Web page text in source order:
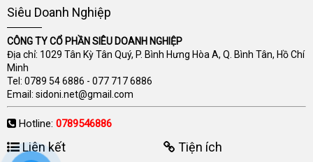
Siêu Doanh Nghiệp
CÔNG TY CỔ PHẦN SIÊU DOANH NGHIỆP
Địa chỉ: 1029 Tân Kỳ Tân Quý, P. Bình Hưng Hòa A, Q. Bình Tân, Hồ Chí
Minh
Tel: 0789 54 6886 - 077 717 6886
Email: sidoni.net@gmail.com
Hotline: 0789546886
Liên kết Tiện ích